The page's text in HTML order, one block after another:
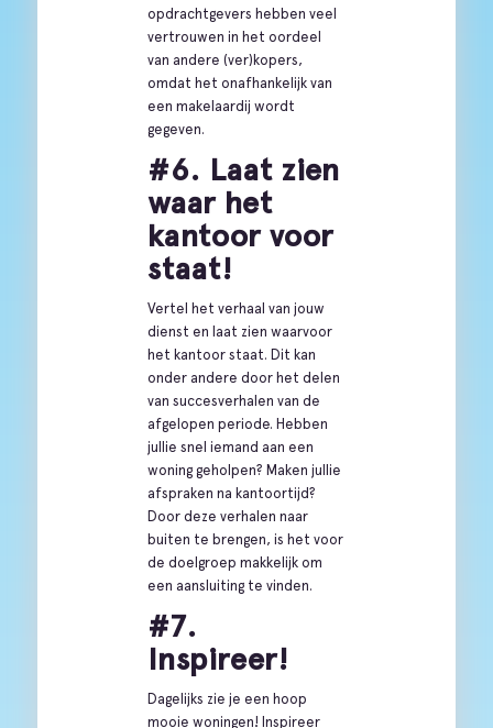
opdrachtgevers hebben veel
vertrouwen in het oordeel
van andere (ver)kopers,
omdat het onafhankelijk van
een makelaardij wordt
gegeven.
#6. Laat zien
waar het
kantoor voor
staat!
Vertel het verhaal van jouw
dienst en laat zien waarvoor
het kantoor staat. Dit kan
onder andere door het delen
van succesverhalen van de
afgelopen periode. Hebben
jullie snel iemand aan een
woning geholpen? Maken jullie
afspraken na kantoortijd?
Door deze verhalen naar
buiten te brengen, is het voor
de doelgroep makkelijk om
een aansluiting te vinden.
#7.
Inspireer!
Dagelijks zie je een hoop
mooie woningen! Inspireer